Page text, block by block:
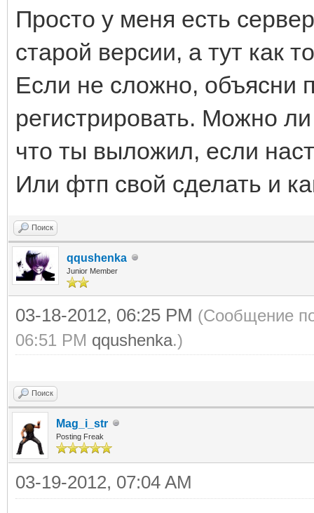
Просто у меня есть
старой версии, а тут как
Если не сложно, объясни
регистрировать. Можно
что ты выложил, если
Или фтп свой сделать и
Поиск
qqushenka
Junior Member
03-18-2012, 06:25 PM (Сообщение
06:51 PM qqushenka.)
Поиск
Mag_i_str
Posting Freak
03-19-2012, 07:04 AM